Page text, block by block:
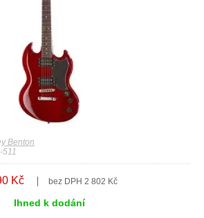
Benton
511
Kč bez DPH 2 802 Kč
Ihned k dodání